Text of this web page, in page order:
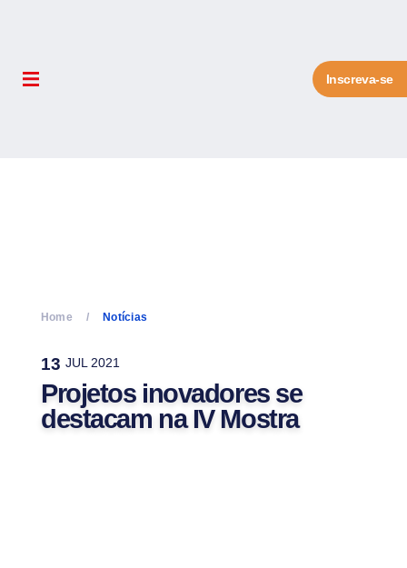
Inscreva-se
Home Notícias
13 JUL 2021
Projetos inovadores se
destacam na IV Mostra